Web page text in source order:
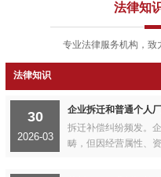
法律知
专业法律服务机构，致
法律知识
30
2026-03
企业拆迁和普通个人
拆迁补偿纠纷频发。
畴，但因经营属性、